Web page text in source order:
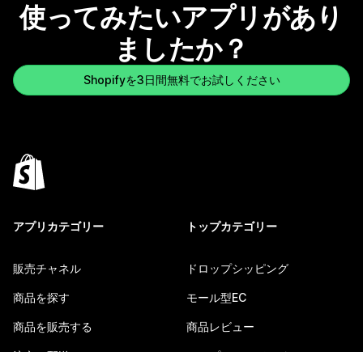
使ってみたいアプリがあり
ましたか？
Shopifyを3日間無料でお試しください
アプリカテゴリー
販売チャネル
商品を探す
商品を販売する
トップカテゴリー
ドロップシッピング
モール型EC
商品レビュー